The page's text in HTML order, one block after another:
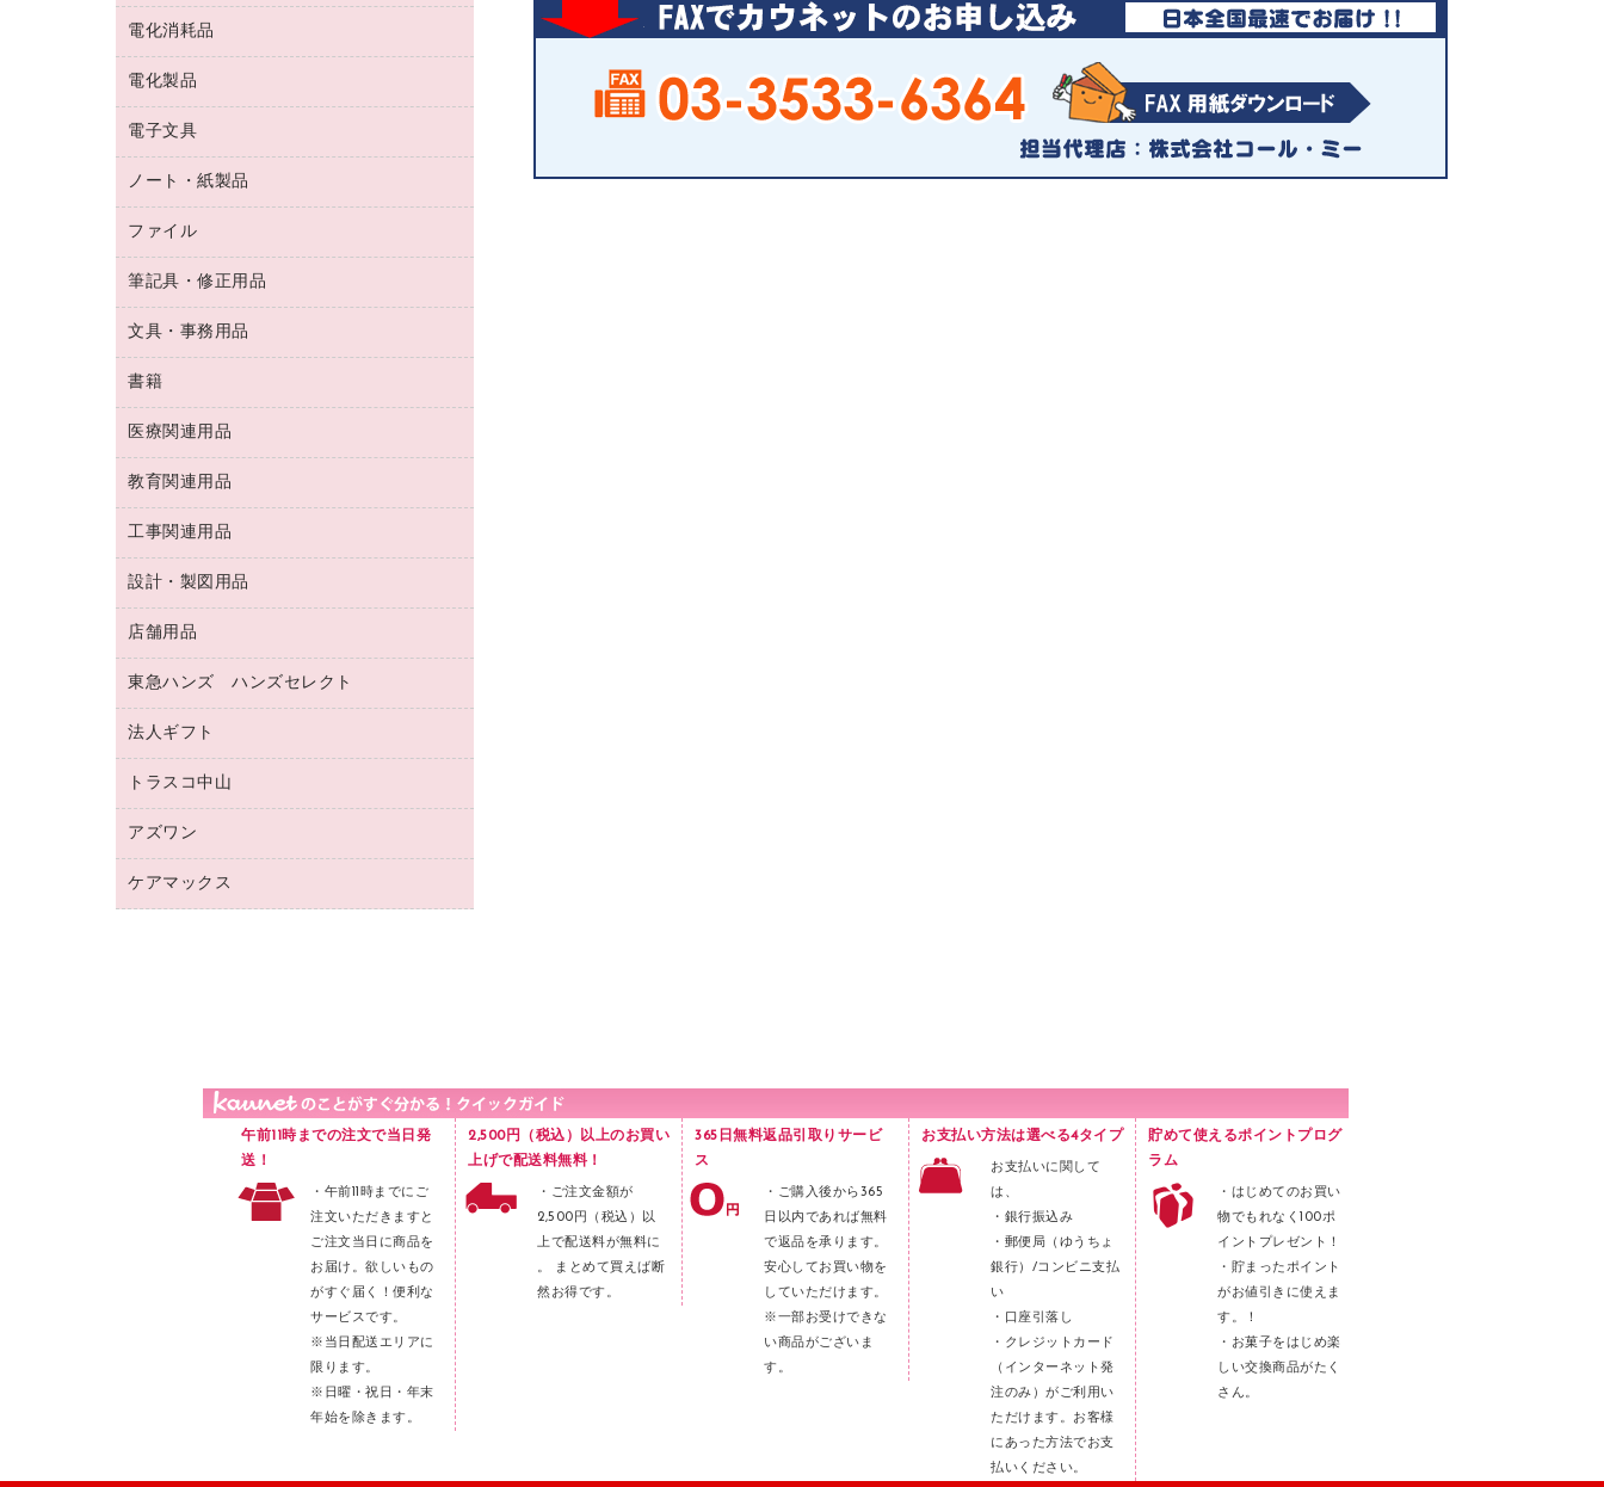
ペット用品
飲食用消耗品
ハンドソープ・石鹸
トイレ用品
トイレ用洗剤
ティッシュペーパー
ダストボックス
タオル・アメニティ用品
スリッパ・サンダル・シューズ
スポーツ・レジャー用品
ゴミ袋
キッチン用品
食品添加物製品
レーザーポインター
ラミネートフィルム
ラミネータ
タイムレコーダー
シュレッダ
ＯＨＰ用品
冷蔵庫・キッチン・調理家電
テレビ・ＡＶ機器
電化消耗品
電球・蛍光灯
乾電池・充電池
フィルム・カメラ用品
デスクライト
アルバム
電化製品
掃除機・クリーナー
空調・季節家電
その他電化製品
キッチン・調理家電
ＯＡタップ／延長コード
電子文具
電卓
ラベルテープ
その他電子文具
ノート・紙製品
封筒
伝票
典礼用品
帳簿
額縁
各種用紙
ルーズリーフ
ファイル
名刺整理用品
板目表紙・綴込表紙
背幅が伸びるファイル
統一伝票用ファイル
収納保存用品
レターファイル
リングファイル
プレゼン用ファイル
ファイルボックス
パイプ式ファイル
その他ファイル
クリヤーホルダー
クリヤーブック（差替式）
クリヤーブック（固定式）
２穴リフィル・２穴インデックス
筆記具・修正用品
万年筆
消しゴム
修正液・修正ペン
修正テープ
鉛筆
マーキングペン（油性）
マーキングペン（水性）
ボールペン（油性）
ボールペン（ゲルインク）
シャープペンシル用替芯
文具・事務用品
輪ゴム
両面テープ
名札
保管・整理用品
壁面／足元収納
備品／小物ケース
透明テープ 事務用
電話台
針なしステープラー
紙めくり
裁断機
レターケース
ラベル類
メンディングテープ
メッシュケース／ペンケース
ブックエンド／ブックスタンド
書籍
パソコンソフト
医療関連用品
保健用品
使い捨て手袋
感染症対策用品
介護用品
医療関連用品
品）
教育関連用品
教育関連用品
工事関連用品
工事関連用品
設計・製図用品
設計・製図用品
店舗用品
店舗運営用品
陳列什器
紙手提げ袋
レジ・ポリ袋
ディスプレイ用品
カウンター／お会計用品
東急ハンズ ハンズセレクト
東急ハンズ
法人ギフト
高島屋
高島屋（食品・飲料）
カウネットギフト（食品・飲料）
トラスコ中山
建築・作業用品
アズワン
医療・介護用品（食品・飲料・食添製
品）
ケアマックス
午前11時までの注文で当日発
送！
・午前11時までにご
注文いただきますと
ご注文当日に商品を
お届け。欲しいもの
がすぐ届く！便利な
サービスです。
※当日配送エリアに
限ります。
※日曜・祝日・年末
年始を除きます。
2,500円（税込）以上のお買い
上げで配送料無料！
・ご注文金額が
2,500円（税込）以
上で配送料が無料に
。 まとめて買えば断
然お得です。
365日無料返品引取りサービ
ス
・ご購入後から365
日以内であれば無料
で返品を承ります。
安心してお買い物を
していただけます。
※一部お受けできな
い商品がございま
す。
お支払い方法は選べる4タイプ
お支払いに関して
は、
・銀行振込み
・郵便局（ゆうちょ
銀行）/コンビニ支払
い
・口座引落し
・クレジットカード
（インターネット発
注のみ）がご利用い
ただけます。お客様
にあった方法でお支
払いください。
貯めて使えるポイントプログ
ラム
・はじめてのお買い
物でもれなく100ポ
イントプレゼント！
・貯まったポイント
がお値引きに使えま
す。！
・お菓子をはじめ楽
しい交換商品がたく
さん。